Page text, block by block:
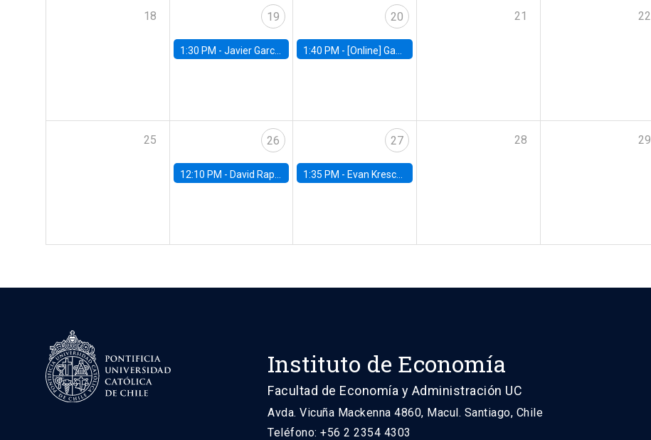
18 19
1:30 PM - Javier Garcia Cicco, Universidad de San Andres
20
1:40 PM - [Online] Gabriel Englander, World Bank
21 22
25 26
12:10 PM - David Rappoport, FED Board
27
1:35 PM - Evan Kresch, Oberlin College
28 29
Instituto de Economía
Facultad de Economía y Administración UC
Avda. Vicuña Mackenna 4860, Macul. Santiago, Chile
Teléfono: +56 2 2354 4303